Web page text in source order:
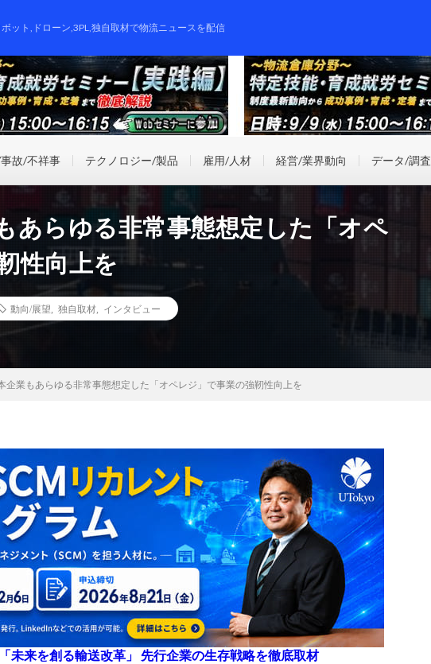
ット,ドローン,3PL,独自取材で物流ニュースを配信
故/不祥事 テクノロジー/製品 雇用/人材 経営/業界動向 データ/調査
あらゆる非常事態想定した「オペ
性向上を
動向/展望 独自取材 インタビュー
企業もあらゆる非常事態想定した「オペレジ」で事業の強靭性向上を
未来を創る輸送改革」 先行企業の生存戦略を徹底取材